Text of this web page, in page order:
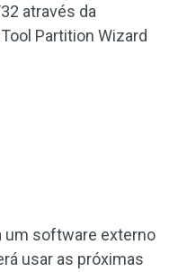
através da
Partition Wizard
um software externo
usar as próximas